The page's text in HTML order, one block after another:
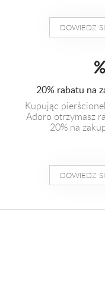
DOWIEDZ
20% rabatu na
Kupując
Adoro otrzymasz
20% na
DOWIEDZ